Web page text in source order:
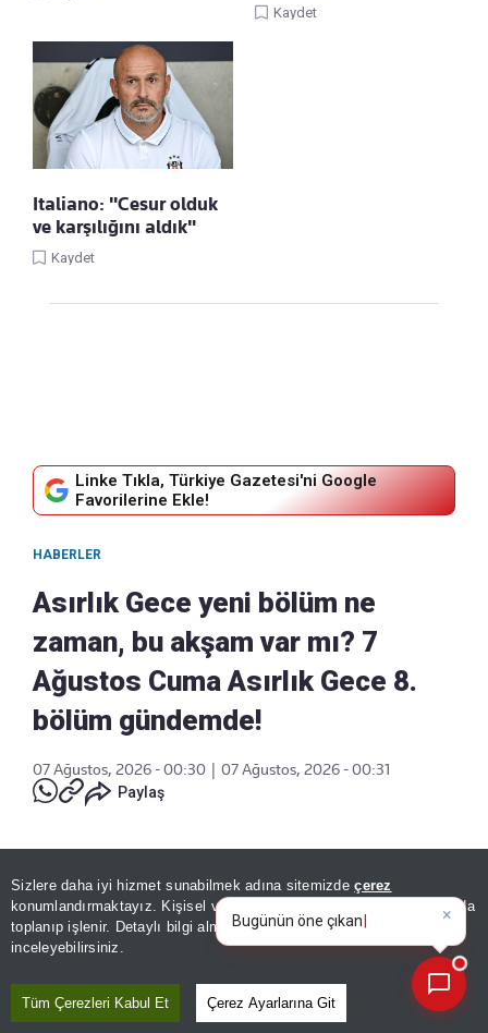
Sizlere daha iyi hizmet sunabilmek adına sitemizdeçerez
konumlandırmaktayız. Kişisel verileriniz, KVKK ve GDPR kapsamında
toplanıp işlenir. Detaylı bilgi almak içinAydınlatma Metnimizi
inceleyebilirsiniz.
Tüm Çerezleri Kabul Et Çerez Ayarlarına Git
Kaydet
Italiano: "Cesur olduk
ve karşılığını aldık"
Kaydet
Linke Tıkla, Türkiye Gazetesi'ni Google
Favorilerine Ekle!
HABERLER
Asırlık Gece yeni bölüm ne
zaman, bu akşam var mı? 7
Ağustos Cuma Asırlık Gece 8.
bölüm gündemde!
07 Ağustos, 2026 - 00:30
07 Ağustos, 2026 - 00:31
Paylaş
×
Bugünün öne çıkan manşetleri
ve gelişmeleri nele|